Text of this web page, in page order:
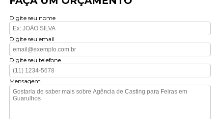
Digite seu nome
Digite seu email
Digite seu telefone
Mensagem